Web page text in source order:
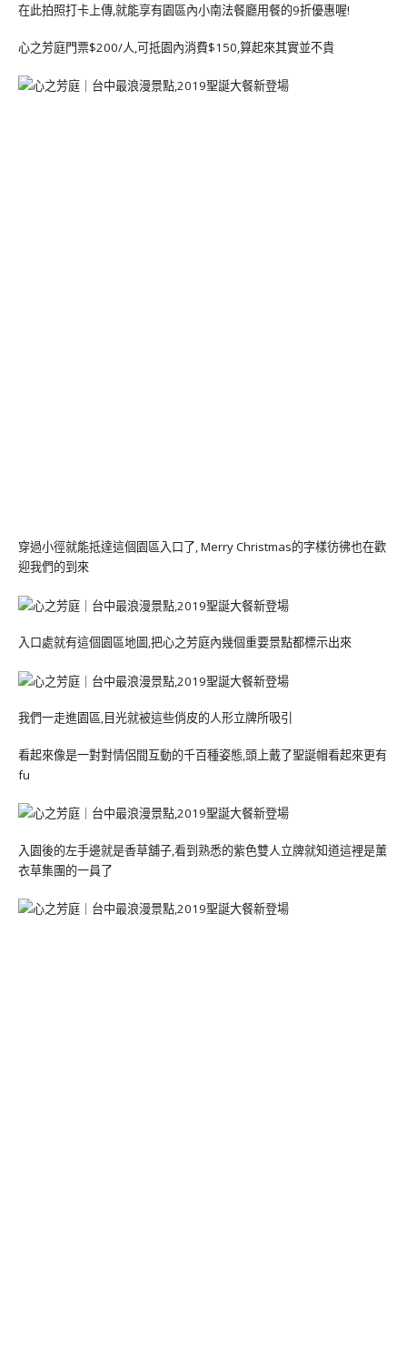
在此拍照打卡上傳,就能享有園區內小南法餐廳用餐的9折優惠喔!
心之芳庭門票$200/人,可抵園內消費$150,算起來其實並不貴
穿過小徑就能抵達這個園區入口了, Merry Christmas的字樣彷彿也在歡
迎我們的到來
入口處就有這個園區地圖,把心之芳庭內幾個重要景點都標示出來
我們一走進園區,目光就被這些俏皮的人形立牌所吸引
看起來像是一對對情侶間互動的千百種姿態,頭上戴了聖誕帽看起來更有
fu
入園後的左手邊就是香草舖子,看到熟悉的紫色雙人立牌就知道這裡是薰
衣草集團的一員了